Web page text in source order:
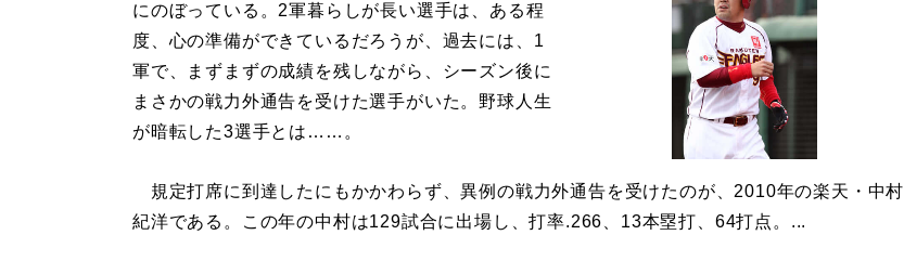
にのぼっている。2軍暮らしが長い選手は、ある程
度、心の準備ができているだろうが、過去には、1
軍で、まずまずの成績を残しながら、シーズン後に
まさかの戦力外通告を受けた選手がいた。野球人生
が暗転した3選手とは……。
規定打席に到達したにもかかわらず、異例の戦力外通告を受けたのが、2010年の楽天・中村
紀洋である。この年の中村は129試合に出場し、打率.266、13本塁打、64打点。...